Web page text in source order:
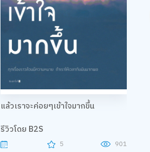
แล้วเราจะค่อยๆเข้าใจมากขึ้น
รีวิวโดย B2S
5 901